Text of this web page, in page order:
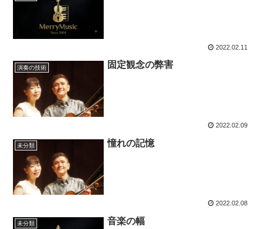
2022.02.11
演奏の技術 固定観念の弊害
2022.02.09
未分類 憧れの記憶
2022.02.08
未分類 音楽の幅